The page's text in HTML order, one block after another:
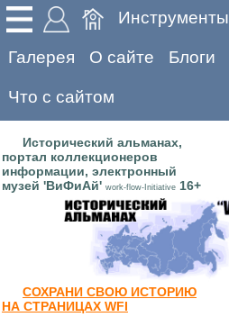
Инструменты
Галерея О сайте Блоги
Что с сайтом
Исторический альманах,
портал коллекционеров
информации, электронный
музей 'ВиФиАй' work-flow-Initiative 16+
СОХРАНИ СВОЮ ИСТОРИЮ
НА СТРАНИЦАХ WFI